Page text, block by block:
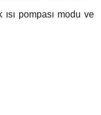
pompası modu ve